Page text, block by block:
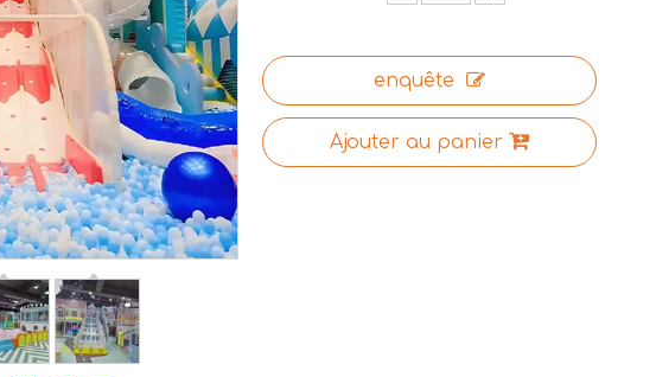
enquête
Ajouter au panier